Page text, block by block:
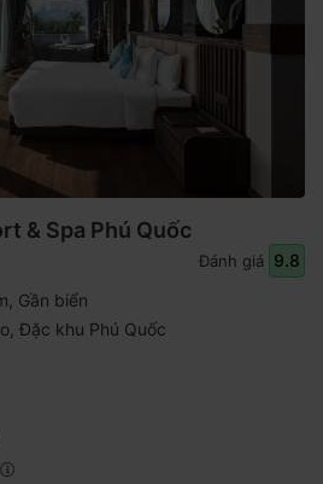
& Spa Phú Quốc
Đánh giá
9.8
Gần biển
Đặc khu Phú Quốc